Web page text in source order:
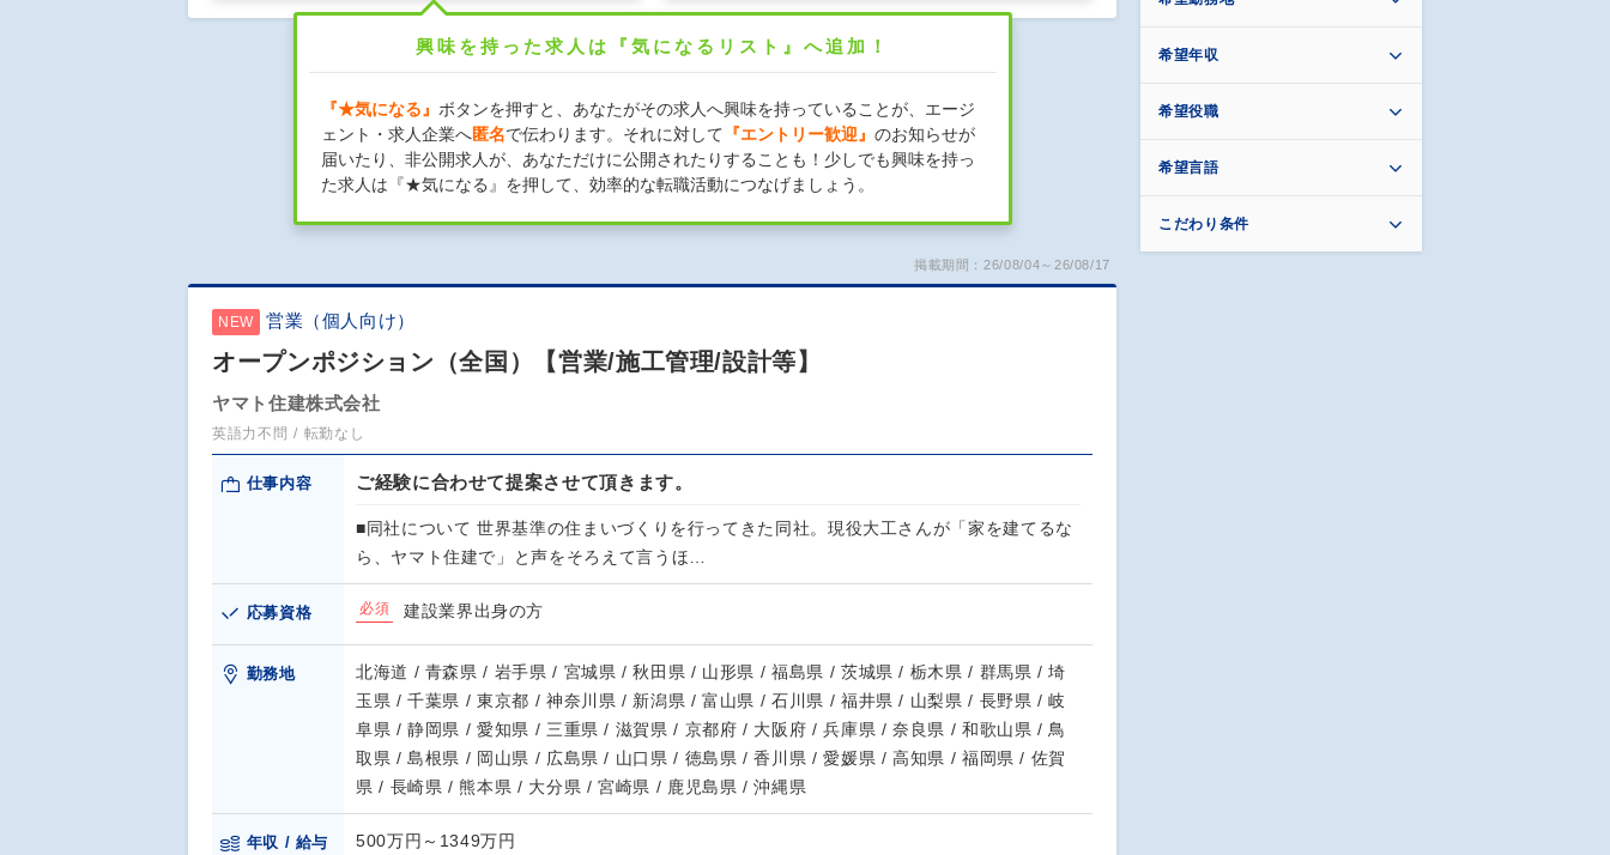
興味を持った求人は『気になるリスト』へ追加！
『★気になる』 ボタンを押すと、あなたがその求人へ興味を持っていることが、エージ
ェント・求人企業へ匿名で伝わります。それに対して 『エントリー歓迎』 のお知らせが
届いたり、非公開求人が、あなただけに公開されたりすることも！少しでも興味を持っ
た求人は『★気になる』を押して、効率的な転職活動につなげましょう。
掲載期間：26/08/04～26/08/17
NEW 営業（個人向け）
オープンポジション（全国）【営業/施工管理/設計等】
ヤマト住建株式会社
英語力不問 転勤なし
仕事内容 ご経験に合わせて提案させて頂きます。
■同社について 世界基準の住まいづくりを行ってきた同社。現役大工さんが「家を建てるな
ら、ヤマト住建で」と声をそろえて言うほ…
応募資格 必須 建設業界出身の方
勤務地
北海道 / 青森県 / 岩手県 / 宮城県 / 秋田県 / 山形県 / 福島県 / 茨城県 / 栃木県 / 群馬県 / 埼
玉県 / 千葉県 / 東京都 / 神奈川県 / 新潟県 / 富山県 / 石川県 / 福井県 / 山梨県 / 長野県 / 岐
阜県 / 静岡県 / 愛知県 / 三重県 / 滋賀県 / 京都府 / 大阪府 / 兵庫県 / 奈良県 / 和歌山県 / 鳥
取県 / 島根県 / 岡山県 / 広島県 / 山口県 / 徳島県 / 香川県 / 愛媛県 / 高知県 / 福岡県 / 佐賀
県 / 長崎県 / 熊本県 / 大分県 / 宮崎県 / 鹿児島県 / 沖縄県
年収 / 給与 500万円～1349万円
希望年収
希望役職
希望言語
こだわり条件